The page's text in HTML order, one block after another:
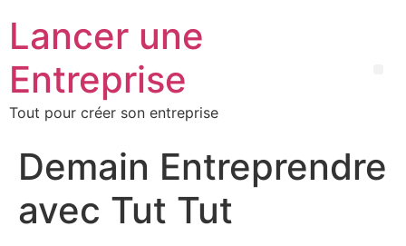
Lancer une
Entreprise
Tout pour créer son entreprise
Demain Entreprendre
avec Tut Tut